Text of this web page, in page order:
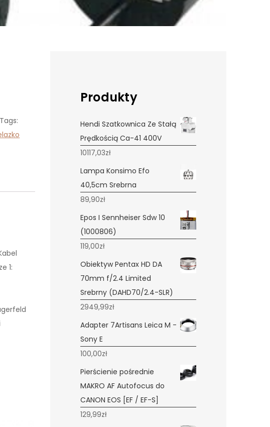
Tags:
1:
Produkty
Hendi Szatkownica Ze Stałą
Prędkością Ca-41 400V
10117,03zł
Lampa Konsimo Efo
40,5cm Srebrna
89,90zł
Epos I Sennheiser Sdw 10
(1000806)
119,00zł
Obiektyw Pentax HD DA
70mm f/2.4 Limited
Srebrny (DAHD70/2.4-SLR)
2949,99zł
Adapter 7Artisans Leica M -
Sony E
100,00zł
Pierścienie pośrednie
MAKRO AF Autofocus do
CANON EOS [EF / EF-S]
129,99zł